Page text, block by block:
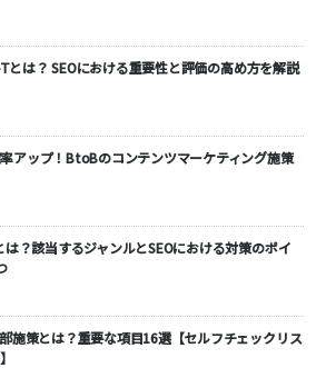
とは？ SEOにおける重要性と評価の高め方を解説
アップ！BtoBのコンテンツマーケティング施策
は？該当するジャンルとSEOにおける対策のポイ
施策とは？重要な項目16選【セルフチェックリス